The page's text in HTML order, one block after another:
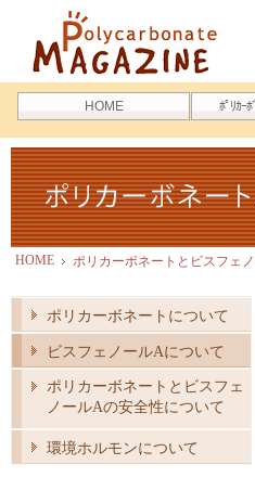
ポリカーボネートマガジン
HOME ﾎﾟﾘｶｰ
ポリカーボネートとビスフェ
HOME ポリカーボネートとビスフェ
ポリカーボネートについて
ビスフェノールAについて
ポリカーボネートとビスフェ
ノールAの安全性について
環境ホルモンについて